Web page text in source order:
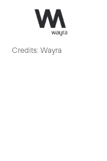
Credits: Wayra